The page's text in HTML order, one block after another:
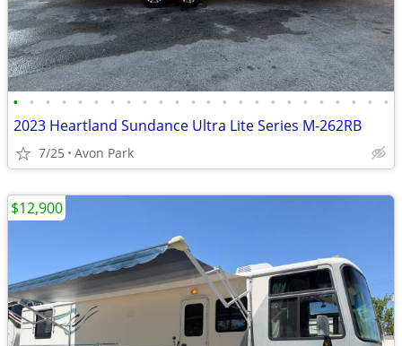
• • • • • • • • • • • • • • • • • • • • • • • •
2023 Heartland Sundance Ultra Lite Series M-262RB
7/25 Avon Park
$12,900